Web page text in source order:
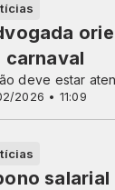
2026 • 11:09
carnaval
deve estar
salarial